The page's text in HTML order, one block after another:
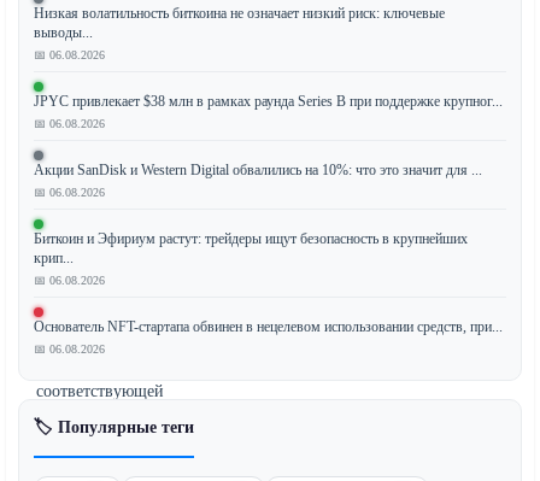
Ripple
повысил
статус
своей
предварительной
поставщика
криптоактивов
в
Люксембурге
соответствующей
требованиям.
Низкая волатильность биткоина не означает низкий риск: ключевые
выводы...
📅 06.08.2026
JPYC привлекает $38 млн в рамках раунда Series B при поддержке крупног...
📅 06.08.2026
Акции SanDisk и Western Digital обвалились на 10%: что это значит для ...
📅 06.08.2026
Биткоин и Эфириум растут: трейдеры ищут безопасность в крупнейших
крип...
📅 06.08.2026
Основатель NFT-стартапа обвинен в нецелевом использовании средств, при...
📅 06.08.2026
🏷️ Популярные теги